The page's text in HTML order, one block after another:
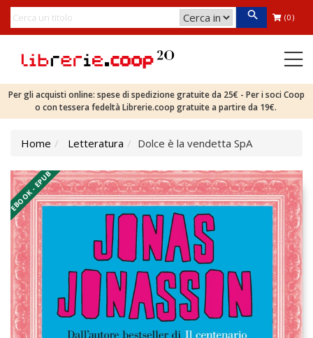
(0)
Per gli acquisti online: spese di spedizione gratuite da 25€ - Per i soci Coop
o con tessera fedeltà Librerie.coop gratuite a partire da 19€.
Home Letteratura Dolce è la vendetta SpA
EBOOK - EPUB